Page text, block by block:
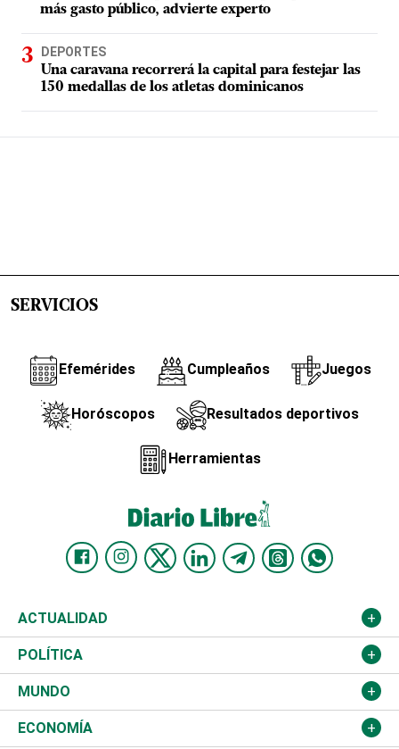
más gasto público, advierte experto
DEPORTES
Una caravana recorrerá la capital para festejar las
150 medallas de los atletas dominicanos
SERVICIOS
Efemérides Cumpleaños Juegos
Horóscopos Resultados deportivos
Herramientas
ACTUALIDAD
Nacional
Ciudad
Educación
POLÍTICA
Partidos
JCE
MUNDO
Estados Unidos
ECONOMÍA